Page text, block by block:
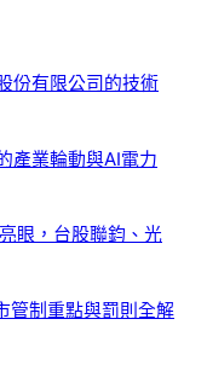
份有限公司的技術
產業輪動與AI電力
眼，台股聯鈞、光
管制重點與罰則全解